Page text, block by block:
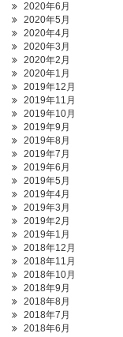
2020年6月
2020年5月
2020年4月
2020年3月
2020年2月
2020年1月
2019年12月
2019年11月
2019年10月
2019年9月
2019年8月
2019年7月
2019年6月
2019年5月
2019年4月
2019年3月
2019年2月
2019年1月
2018年12月
2018年11月
2018年10月
2018年9月
2018年8月
2018年7月
2018年6月